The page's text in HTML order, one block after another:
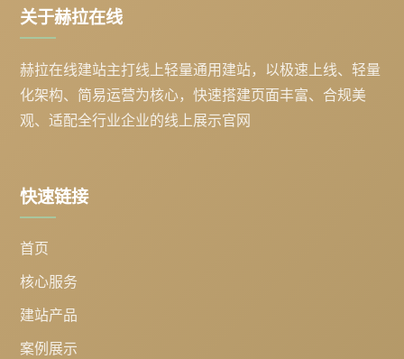
关于赫拉在线
赫拉在线建站主打线上轻量通用建站，以极速上线、轻量
化架构、简易运营为核心，快速搭建页面丰富、合规美
观、适配全行业企业的线上展示官网
快速链接
首页
核心服务
建站产品
案例展示